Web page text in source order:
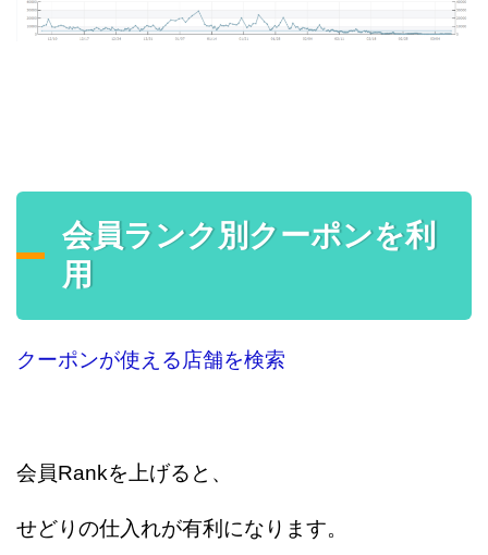
会員ランク別クーポンを利
用
クーポンが使える店舗を検索
会員Rankを上げると、
せどりの仕入れが有利になります。